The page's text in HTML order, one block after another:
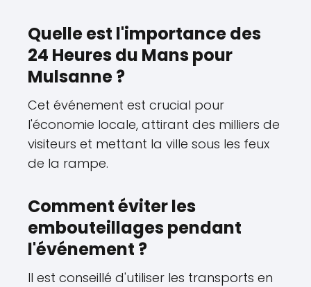
Quelle est l'importance des
24 Heures du Mans pour
Mulsanne ?
Cet événement est crucial pour
l'économie locale, attirant des milliers de
visiteurs et mettant la ville sous les feux
de la rampe.
Comment éviter les
embouteillages pendant
l'événement ?
Il est conseillé d'utiliser les transports en